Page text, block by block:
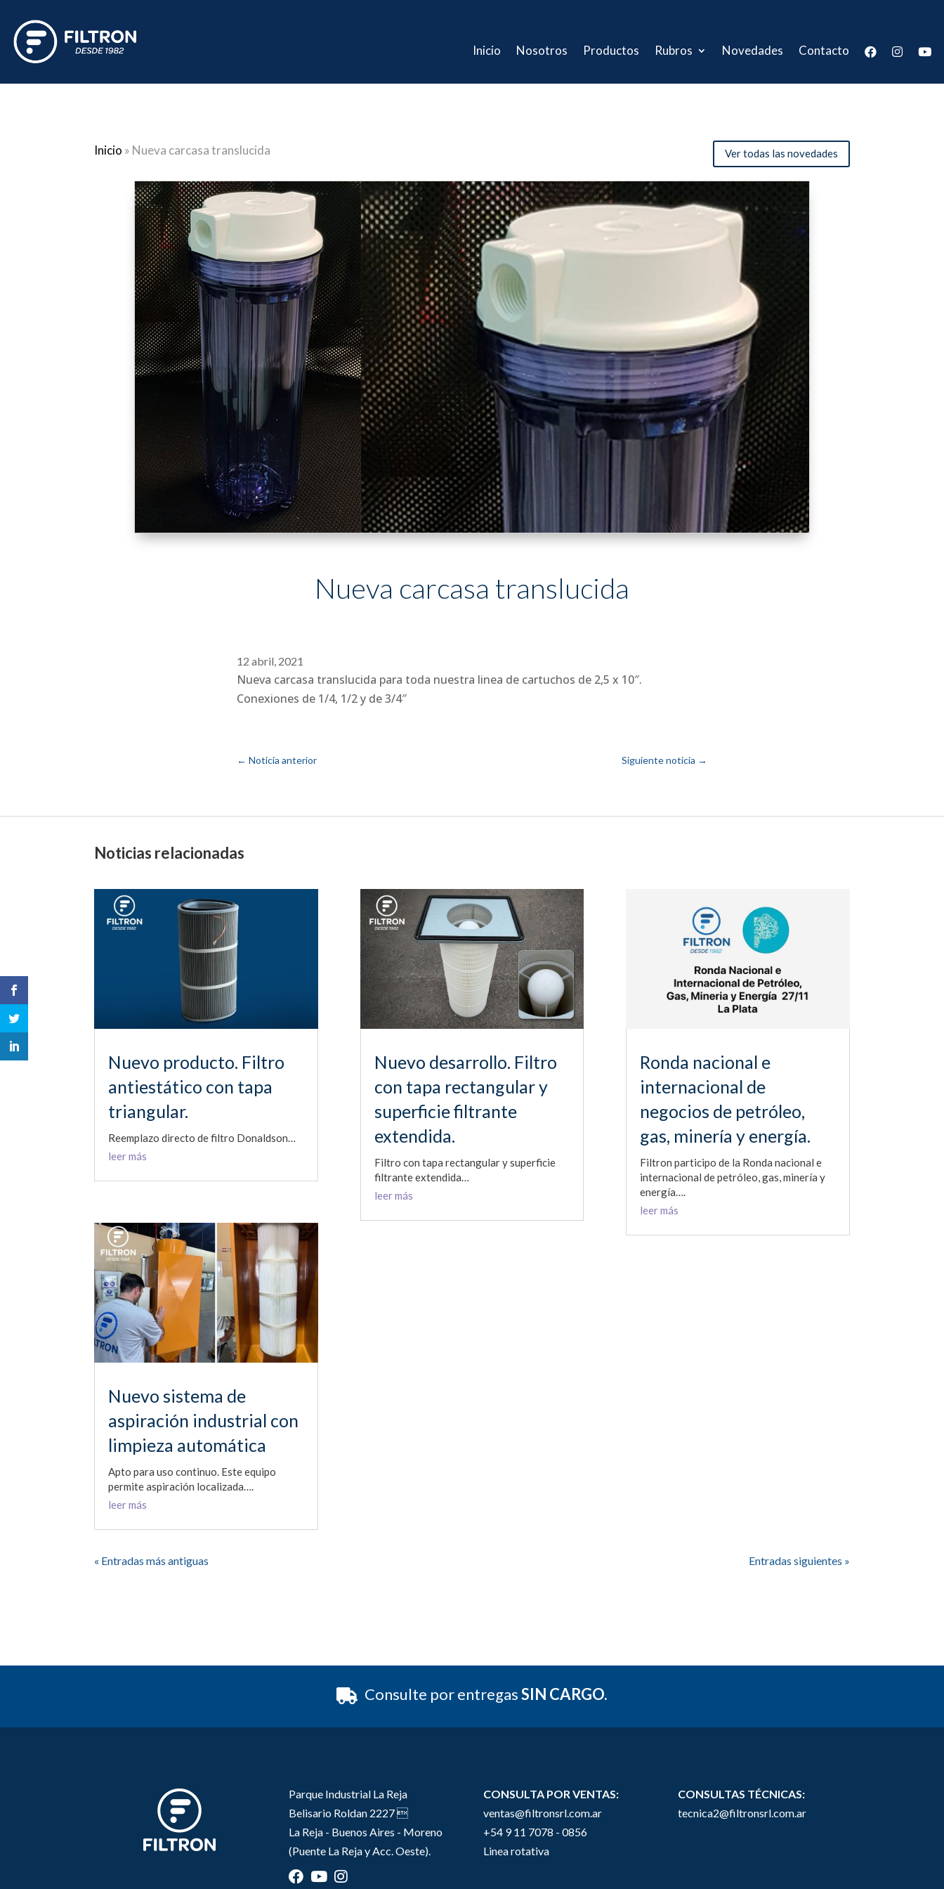
Inicio Nosotros Productos Rubros Novedades Contacto
Inicio » Nueva carcasa translucida Ver todas las novedades
Nueva carcasa translucida
12 abril, 2021
Nueva carcasa translucida para toda nuestra linea de cartuchos de 2,5 x 10″.
Conexiones de 1/4, 1/2 y de 3/4″
←Noticia anterior Siguiente noticia →
Noticias relacionadas
Nuevo producto. Filtro
antiestático con tapa
triangular.
Reemplazo directo de filtro Donaldson…
leer más
Nuevo sistema de
aspiración industrial con
limpieza automática
Apto para uso continuo. Este equipo
permite aspiración localizada….
leer más
Nuevo desarrollo. Filtro
con tapa rectangular y
superficie filtrante
extendida.
Filtro con tapa rectangular y superficie
filtrante extendida…
leer más
Ronda nacional e
internacional de
negocios de petróleo,
gas, minería y energía.
Filtron participo de la Ronda nacional e
internacional de petróleo, gas, minería y
energía….
leer más
« Entradas más antiguas Entradas siguientes »
Consulte por entregasSIN CARGO.
Parque Industrial La Reja
Belisario Roldan 2227 
La Reja - Buenos Aires - Moreno
(Puente La Reja y Acc. Oeste).
CONSULTA POR VENTAS:
ventas@filtronsrl.com.ar
+54 9 11 7078 - 0856
Linea rotativa
CONSULTAS TÉCNICAS:
tecnica2@filtronsrl.com.ar